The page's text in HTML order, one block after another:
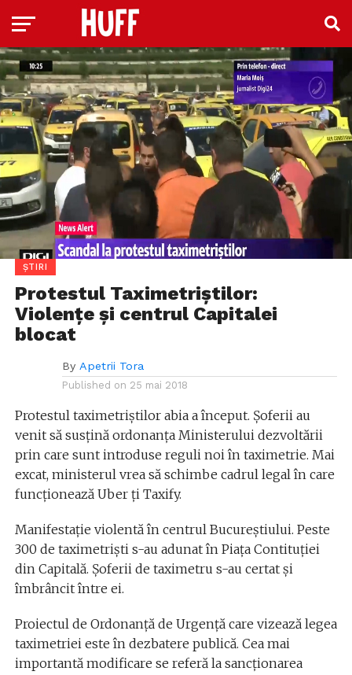
ȘTIRI
Protestul Taximetriștilor:
Violenţe și centrul Capitalei
blocat
By Apetrii Tora
Published on 25 mai 2018
Protestul taximetriștilor abia a început. Șoferii au
venit să susțină ordonanţa Ministerului dezvoltării
prin care sunt introduse reguli noi în taximetrie. Mai
excat, ministerul vrea să schimbe cadrul legal în care
funcționează Uber ţi Taxify.
Manifestaţie violentă în centrul Bucureştiului. Peste
300 de taximetrişti s-au adunat în Piaţa Contituţiei
din Capitală. Şoferii de taximetru s-au certat şi
îmbrâncit între ei.
Proiectul de Ordonanţă de Urgenţă care vizează legea
taximetriei este în dezbatere publică. Cea mai
importantă modificare se referă la sancţionarea